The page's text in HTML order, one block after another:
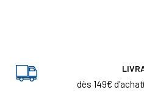
dès 149€